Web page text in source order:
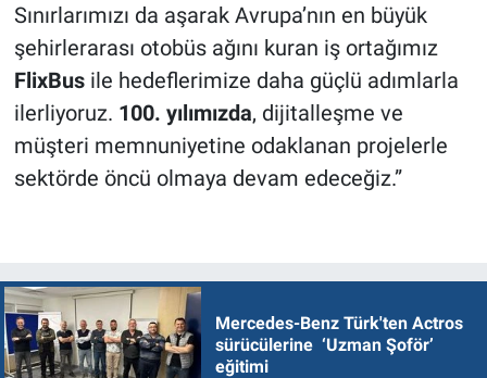
Sınırlarımızı da aşarak Avrupa’nın en büyük
şehirlerarası otobüs ağını kuran iş ortağımız
FlixBusile hedeflerimize daha güçlü adımlarla
ilerliyoruz. 100. yılımızda, dijitalleşme ve
müşteri memnuniyetine odaklanan projelerle
sektörde öncü olmaya devam edeceğiz.”
Mercedes-Benz Türk'ten Actros
sürücülerine ‘Uzman Şoför’
eğitimi